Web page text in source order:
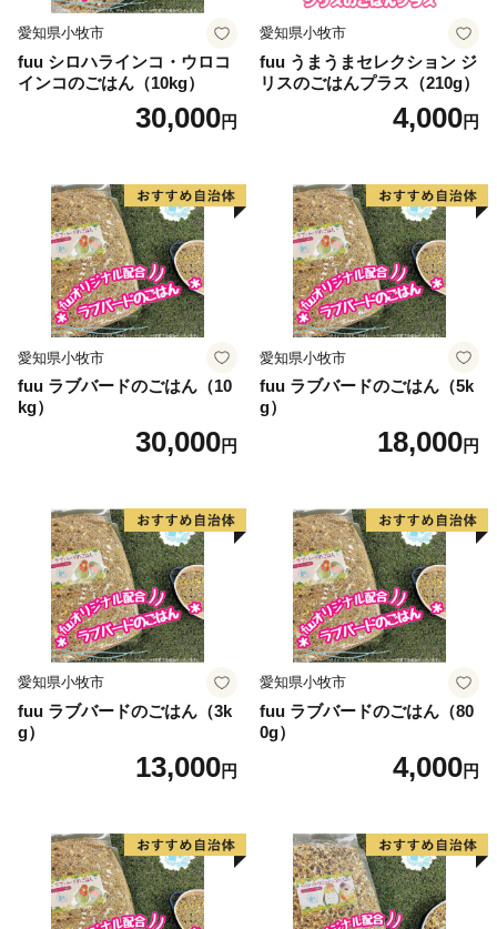
を併設した「二風谷ファミリーランドキャンプ場」、
「ニセウエコランドキャンプ場」、北海道内でも数少な
い炭酸泉を楽しめ館内にはレストランやお土産コーナー
ら」など歴史・文化や大自然を満喫できるスッポトが満
ふるさと納税を通じて、まちの再生・活性化、豊かな自
然や文化の継承など、平取町が抱えている課題解決にお
力添えいただいけますとともに、平取町ならではの特産
品をご堪能いただけると幸いです。
愛知県小牧市
fuu シロハラインコ・ウロコ
インコのごはん（10kg）
30,000円
愛知県小牧市
fuu うまうまセレクション ジ
リスのごはんプラス（210g）
4,000円
愛知県小牧市
fuu ラブバードのごはん（10
kg）
30,000円
愛知県小牧市
fuu ラブバードのごはん（5k
g）
18,000円
愛知県小牧市
fuu ラブバードのごはん（3k
g）
13,000円
愛知県小牧市
fuu ラブバードのごはん（80
0g）
4,000円